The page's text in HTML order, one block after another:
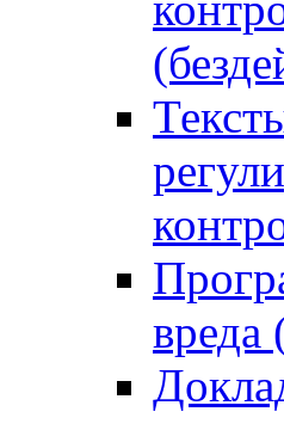
вреда